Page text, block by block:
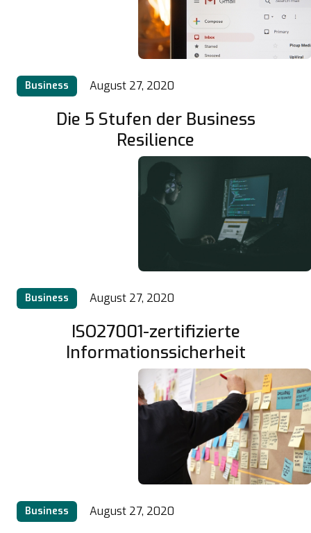
Business August 27, 2020
Die 5 Stufen der Business
Resilience
Business August 27, 2020
ISO27001-zertifizierte
Informationssicherheit
Business August 27, 2020